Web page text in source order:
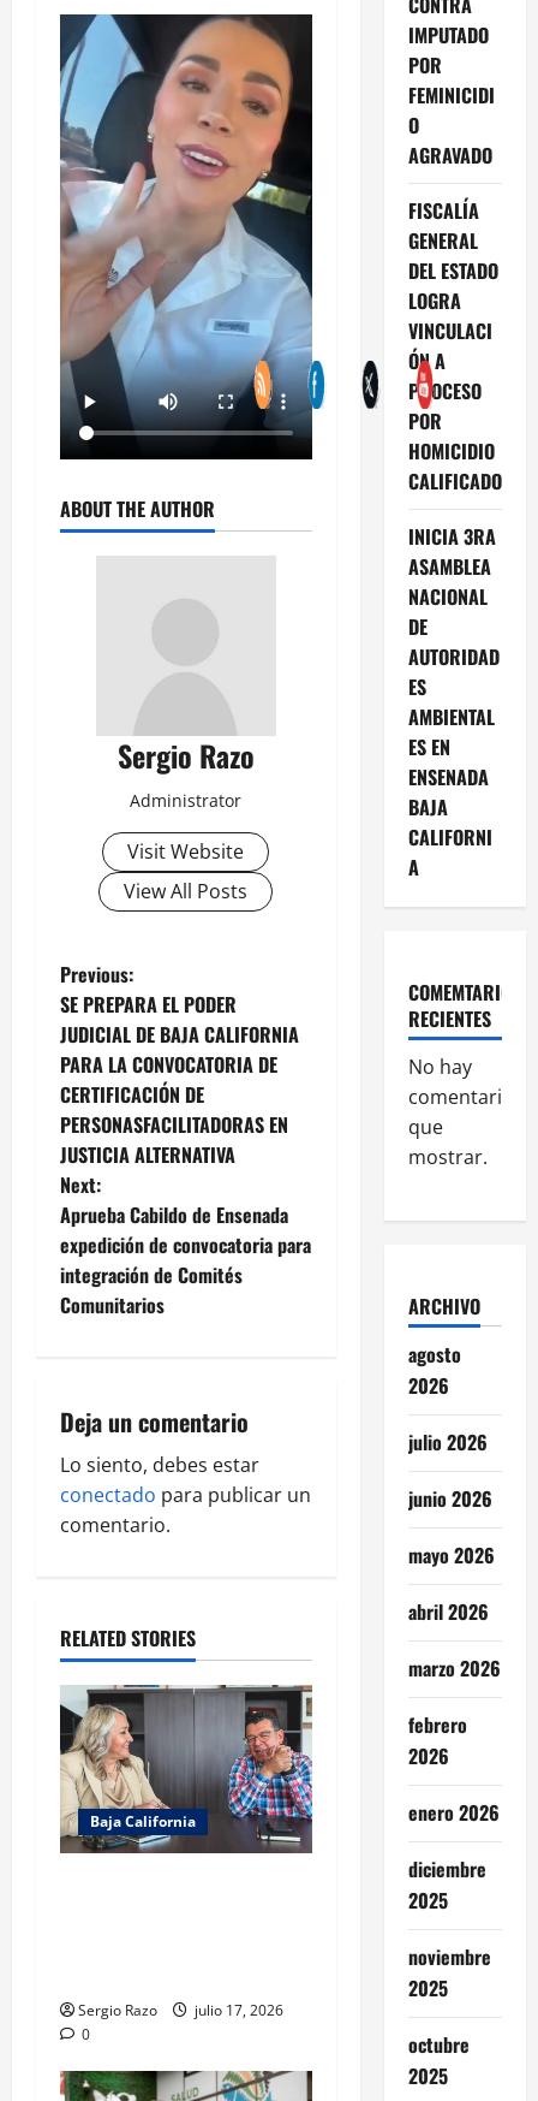
ABOUT THE AUTHOR
Sergio Razo
Administrator
Visit Website
View All Posts
P
o
s
t
n
a
v
a
t
i
n
Previous:
SE PREPARA EL PODER
JUDICIAL DE BAJA CALIFORNIA
PARA LA CONVOCATORIA DE
CERTIFICACIÓN DE
PERSONASFACILITADORAS EN
JUSTICIA ALTERNATIVA
Next:
Aprueba Cabildo de Ensenada
expedición de convocatoria para
integración de Comités
Comunitarios
Deja un comentario
Lo siento, debes estar
conectado para publicar un
comentario.
RELATED STORIES
Baja California
Sergio Razo
julio 17, 2026
0
IMPUTADO
POR
FEMINICIDI
O
AGRAVADO
FISCALÍA
GENERAL
DEL ESTADO
LOGRA
VINCULACI
ÓN A
PROCESO
POR
HOMICIDIO
CALIFICADO
INICIA 3RA
ASAMBLEA
NACIONAL
DE
AUTORIDAD
ES
AMBIENTAL
ES EN
ENSENADA
BAJA
CALIFORNI
A
COMEMTARIOS
RECIENTES
No hay
comentarios
que
mostrar.
ARCHIVO
agosto
2026
julio 2026
junio 2026
mayo 2026
abril 2026
marzo 2026
febrero
2026
enero 2026
diciembre
2025
noviembre
2025
octubre
2025